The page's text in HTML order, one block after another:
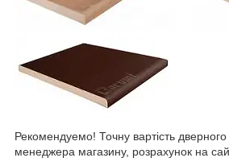
Рекомендуемо! Точну вартість
менеджера магазину, розрахунок на